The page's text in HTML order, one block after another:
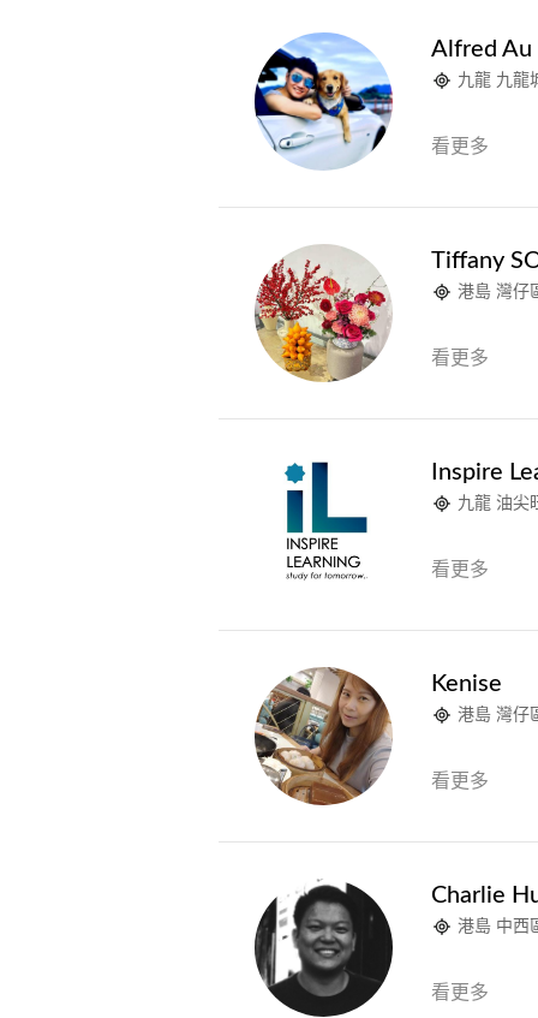
Alfred Au
九龍 九龍
看更多
Tiffany
港島 灣仔
看更多
Inspire
九龍 油尖
看更多
Kenise
港島 灣仔
看更多
Charlie
港島 中西
看更多